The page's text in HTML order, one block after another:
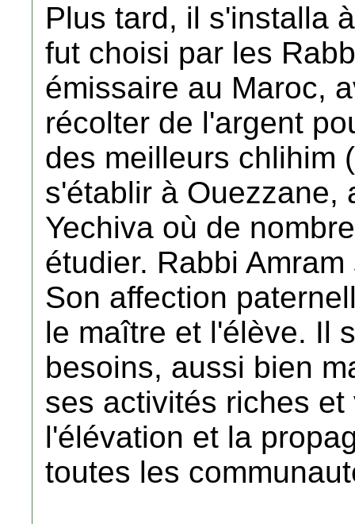
Plus tard, il s'installa
fut choisi par les
émissaire au Maroc,
récolter de l'argent
des meilleurs chlihim
s'établir à Ouezzane,
Yechiva où de
étudier. Rabbi
Son affection
le maître et l'élève. Il
besoins, aussi bien
ses activités riches
l'élévation et la
toutes les